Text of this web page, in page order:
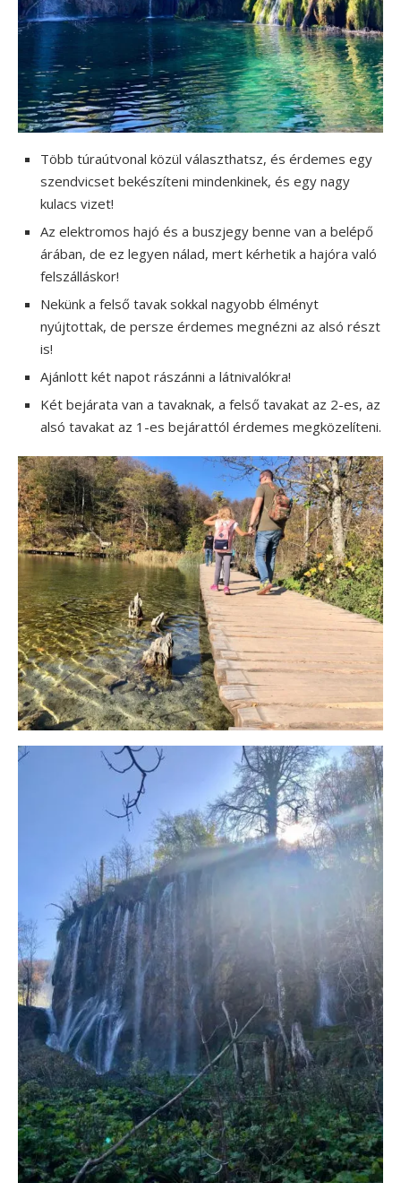
Több túraútvonal közül választhatsz, és érdemes egy
szendvicset bekészíteni mindenkinek, és egy nagy
kulacs vizet!
Az elektromos hajó és a buszjegy benne van a belépő
árában, de ez legyen nálad, mert kérhetik a hajóra való
felszálláskor!
Nekünk a felső tavak sokkal nagyobb élményt
nyújtottak, de persze érdemes megnézni az alsó részt
is!
Ajánlott két napot rászánni a látnivalókra!
Két bejárata van a tavaknak, a felső tavakat az 2-es, az
alsó tavakat az 1-es bejárattól érdemes megközelíteni.